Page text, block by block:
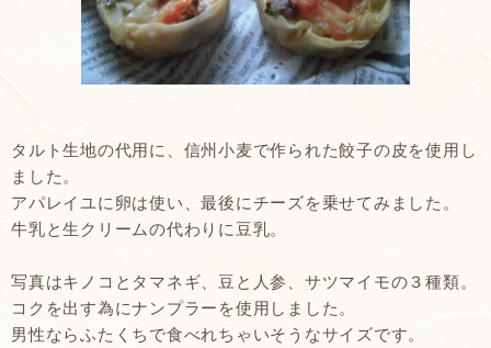
タルト生地の代用に、信州小麦で作られた餃子の皮を使用し
ました。
アパレイユに卵は使い、最後にチーズを乗せてみました。
牛乳と生クリームの代わりに豆乳。
写真はキノコとタマネギ、豆と人参、サツマイモの３種類。
コクを出す為にナンプラーを使用しました。
男性ならふたくちで食べれちゃいそうなサイズです。